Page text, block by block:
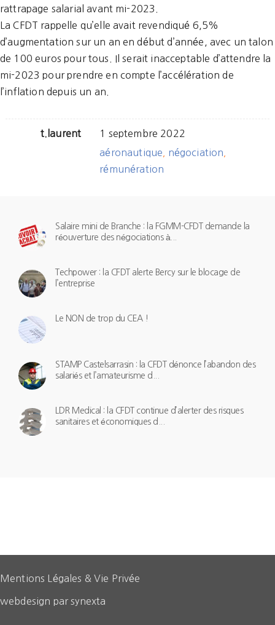
rattrapage salarial avant mi-2023.
La CFDT rappelle qu’elle avait revendiqué 6,5%
d’augmentation sur un an en début d’année, avec un talon
de 100 euros pour tous. Il serait inacceptable d’attendre la
mi-2023 pour prendre en compte l’accélération de
l’inflation depuis un an.
t.laurent
1 septembre 2022
aéronautique
négociation
rémunération
Salaire mini de Branche : la FGMM-CFDT demande la
réouverture des négociations à...
Techpower : la CFDT alerte Bercy sur le blocage de
l’entreprise
Le NON de trop du CEA !
STAMP Castelsarrasin : la CFDT dénonce l’abandon des
salariés et l’amateurisme d...
LDR Medical : la CFDT continue d’alerter des risques
sanitaires et économiques d...
Mentions Légales & Vie Privée
webdesign par synexta